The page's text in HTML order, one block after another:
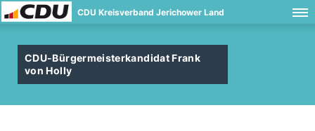
CDU Kreisverband Jerichower Land
CDU-Bürgermeisterkandidat Frank
von Holly